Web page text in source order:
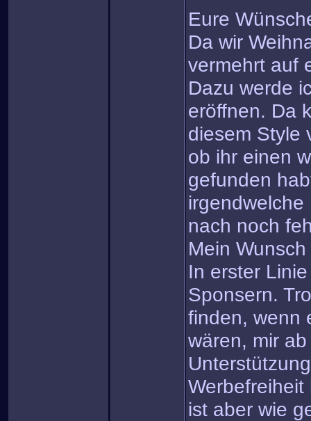
Eure
Da wir
vermehrt auf
Dazu werde
eröffnen. Da
diesem Style
ob ihr einen
gefunden
nach noch
Mein Wunsch
In erster
Sponsern.
finden, wenn
wären, mir
ist aber wie